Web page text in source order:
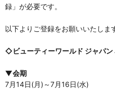
録」が必要です。
以下よりご登録をお願いいたしま
◇ビューティーワールド ジャパ
▼会期
7月14日(月)～7月16日(水)